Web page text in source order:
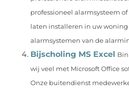
professioneel alarmsysteem
laten installeren in uw woning
alarmsystemen van de
Bijscholing MS Excel
wij veel met Microsoft Office
Onze buitendienst